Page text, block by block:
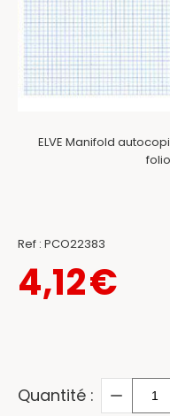
ELVE Manifold
Ref : PCO22383
4,12€
Quantité :